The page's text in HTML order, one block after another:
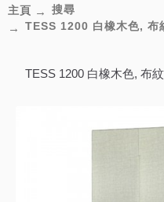
主頁
搜尋
TESS 1200 白橡木色, 布
TESS 1200 白橡木色, 布